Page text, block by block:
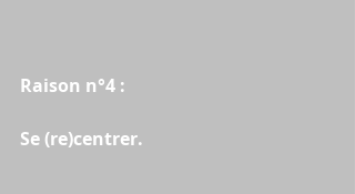
Raison n°4 :
Se (re)centrer.